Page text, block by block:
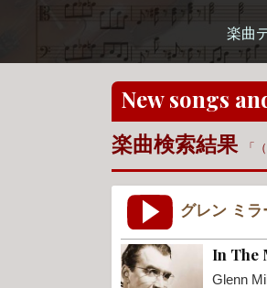
楽曲
New songs
楽曲検索結果
グレン ミ
In The
Glenn